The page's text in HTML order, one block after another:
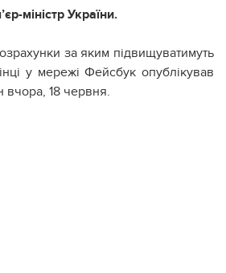
міністр України.
за яким підвищуватимуть
у мережі Фейсбук опублікував
18 червня.